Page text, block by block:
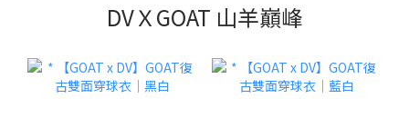
DVＸGOAT 山羊巔峰